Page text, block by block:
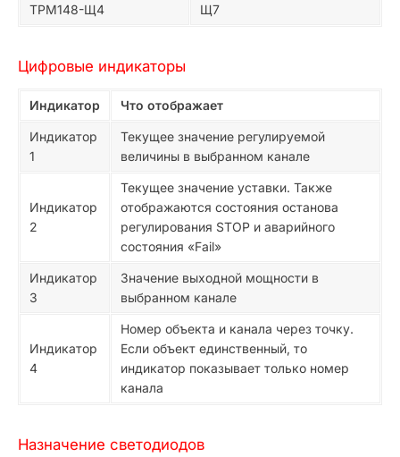
ТРМ148-Щ4
Щ7
Цифровые индикаторы
Индикатор Что отображает
Индикатор
1
Текущее значение регулируемой
величины в выбранном канале
Индикатор
2
Текущее значение уставки. Также
отображаются состояния останова
регулирования STOP и аварийного
состояния «Fail»
Индикатор
3
Значение выходной мощности в
выбранном канале
Индикатор
4
Номер объекта и канала через точку.
Если объект единственный, то
индикатор показывает только номер
канала
Назначение светодиодов